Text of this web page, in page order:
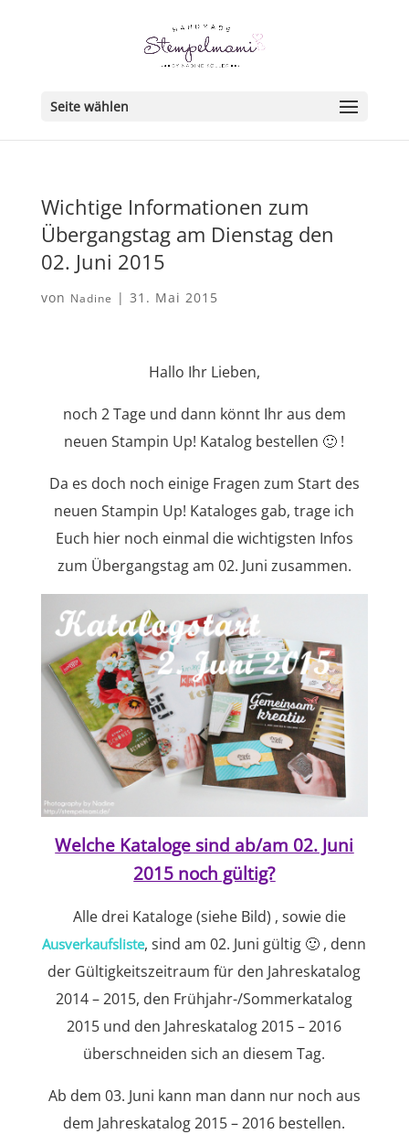
Seite wählen
Wichtige Informationen zum
Übergangstag am Dienstag den
02. Juni 2015
von Nadine | 31. Mai 2015
Hallo Ihr Lieben,
noch 2 Tage und dann könnt Ihr aus dem
neuen Stampin Up! Katalog bestellen 🙂 !
Da es doch noch einige Fragen zum Start des
neuen Stampin Up! Kataloges gab, trage ich
Euch hier noch einmal die wichtigsten Infos
zum Übergangstag am 02. Juni zusammen.
Welche Kataloge sind ab/am 02. Juni
2015 noch gültig?
Alle drei Kataloge (siehe Bild) , sowie die
Ausverkaufsliste, sind am 02. Juni gültig 🙂 , denn
der Gültigkeitszeitraum für den Jahreskatalog
2014 – 2015, den Frühjahr-/Sommerkatalog
2015 und den Jahreskatalog 2015 – 2016
überschneiden sich an diesem Tag.
Ab dem 03. Juni kann man dann nur noch aus
dem Jahreskatalog 2015 – 2016 bestellen.